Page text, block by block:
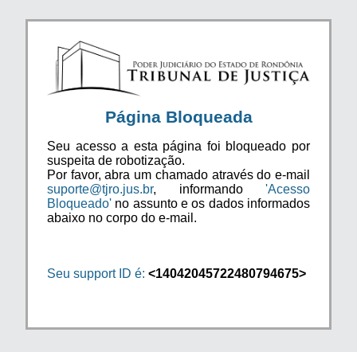
Página Bloqueada
Seu acesso a esta página foi bloqueado por
suspeita de robotização.
Por favor, abra um chamado através do e-mail
suporte@tjro.jus.br, informando 'Acesso
Bloqueado' no assunto e os dados informados
abaixo no corpo do e-mail.
Seu support ID é: <14042045722480794675>